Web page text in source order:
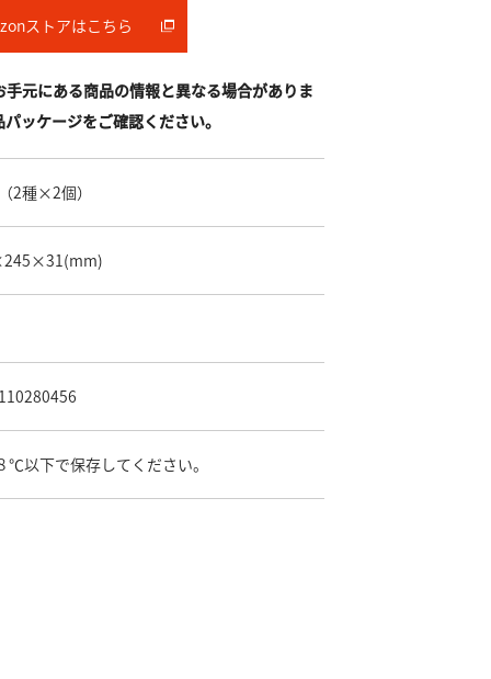
ストアはこちら
元にある商品の情報と異なる場合がありま
ッケージをご確認ください。
2種×2個）
(mm)
℃以下で保存してください。